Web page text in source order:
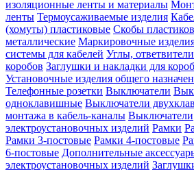
изоляционные ленты и материалы
ленты Термоусаживаемые изделия
(хомуты) пластиковые Скобы
металлические Маркировочные
системы для кабелей Углы,
коробов Заглушки и накладки для
Установочные изделия общего
Телефонные розетки Выключатели
одноклавишные Выключатели
монтажа в кабель-каналы Выключатели
электроустановочных изделий Рамки
Рамки 3-постовые Рамки 4-постовые
6-постовые Дополнительные
электроустановочных изделий